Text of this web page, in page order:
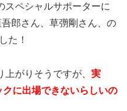
スペシャルサポーターに
郎さん、草彅剛さん、の
た！
がりそうですが、 実
に出場できないらしいの